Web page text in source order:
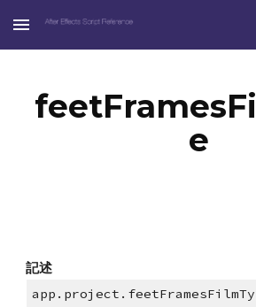
Skip to main content
e
記述